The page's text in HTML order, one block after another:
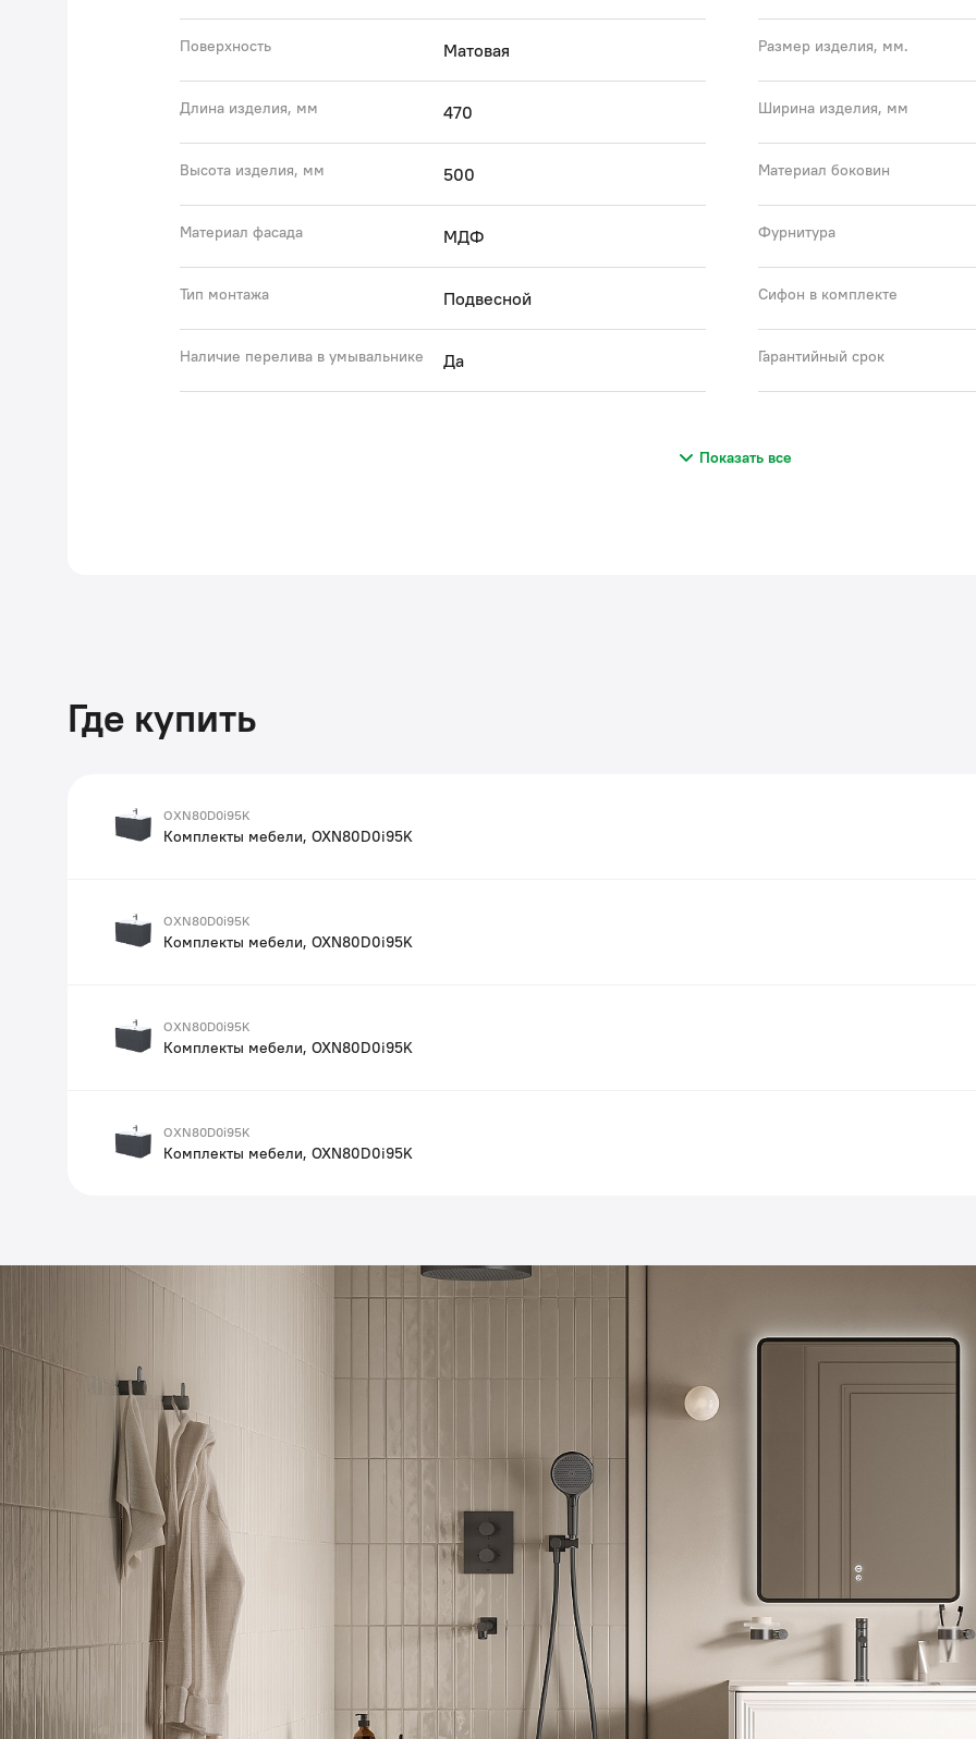
Поверхность Матовая Размер изделия, мм.
Длина изделия, мм 470 Ширина изделия, мм
Высота изделия, мм 500 Материал боковин
Материал фасада МДФ Фурнитура
Тип монтажа Подвесной Сифон в комплекте
Наличие перелива в умывальнике Да Гарантийный срок
Показать все
Где купить
OXN80D0i95K
Комплекты мебели, OXN80D0i95K
OXN80D0i95K
Комплекты мебели, OXN80D0i95K
OXN80D0i95K
Комплекты мебели, OXN80D0i95K
OXN80D0i95K
Комплекты мебели, OXN80D0i95K